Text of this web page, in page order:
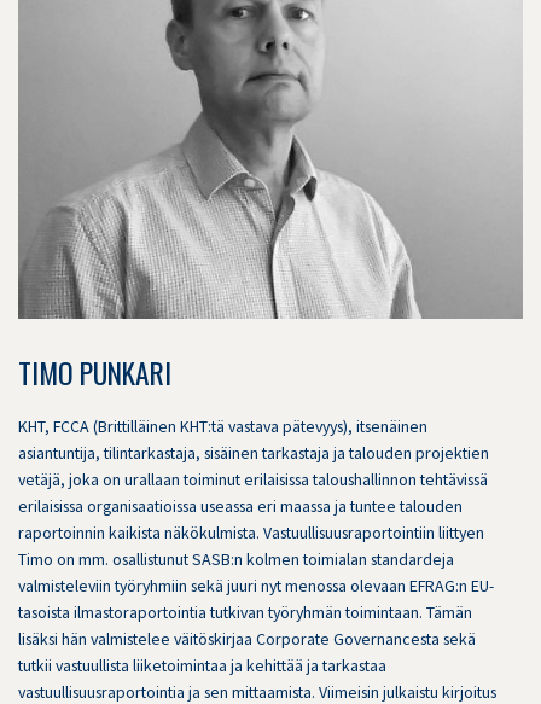
TIMO PUNKARI
KHT, FCCA (Brittilläinen KHT:tä vastava pätevyys), itsenäinen
asiantuntija, tilintarkastaja, sisäinen tarkastaja ja talouden projektien
vetäjä, joka on urallaan toiminut erilaisissa taloushallinnon tehtävissä
erilaisissa organisaatioissa useassa eri maassa ja tuntee talouden
raportoinnin kaikista näkökulmista. Vastuullisuusraportointiin liittyen
Timo on mm. osallistunut SASB:n kolmen toimialan standardeja
valmisteleviin työryhmiin sekä juuri nyt menossa olevaan EFRAG:n EU-
tasoista ilmastoraportointia tutkivan työryhmän toimintaan. Tämän
lisäksi hän valmistelee väitöskirjaa Corporate Governancesta sekä
tutkii vastuullista liiketoimintaa ja kehittää ja tarkastaa
vastuullisuusraportointia ja sen mittaamista. Viimeisin julkaistu kirjoitus